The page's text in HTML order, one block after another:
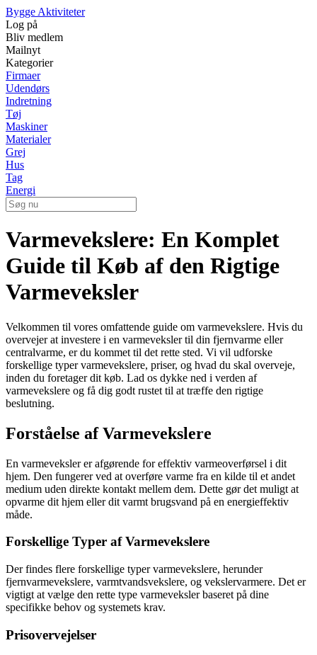
Bygge Aktiviteter
Log på
Bliv medlem
Mailnyt
Kategorier
Firmaer
Udendørs
Indretning
Tøj
Maskiner
Materialer
Grej
Hus
Tag
Energi
Varmevekslere: En Komplet
Guide til Køb af den Rigtige
Varmeveksler
Velkommen til vores omfattende guide om varmevekslere. Hvis du
overvejer at investere i en varmeveksler til din fjernvarme eller
centralvarme, er du kommet til det rette sted. Vi vil udforske
forskellige typer varmevekslere, priser, og hvad du skal overveje,
inden du foretager dit køb. Lad os dykke ned i verden af
varmevekslere og få dig godt rustet til at træffe den rigtige
beslutning.
Forståelse af Varmevekslere
En varmeveksler er afgørende for effektiv varmeoverførsel i dit
hjem. Den fungerer ved at overføre varme fra en kilde til et andet
medium uden direkte kontakt mellem dem. Dette gør det muligt at
opvarme dit hjem eller dit varmt brugsvand på en energieffektiv
måde.
Forskellige Typer af Varmevekslere
Der findes flere forskellige typer varmevekslere, herunder
fjernvarmevekslere, varmtvandsvekslere, og vekslervarmere. Det er
vigtigt at vælge den rette type varmeveksler baseret på dine
specifikke behov og systemets krav.
Prisovervejelser